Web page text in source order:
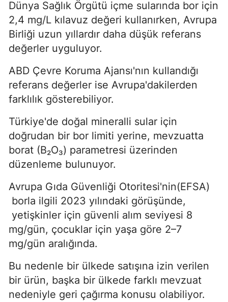
Dünya Sağlık Örgütü içme sularında bor için
2,4 mg/L kılavuz değeri kullanırken, Avrupa
Birliği uzun yıllardır daha düşük referans
değerler uyguluyor.
ABD Çevre Koruma Ajansı'nın kullandığı
referans değerler ise Avrupa'dakilerden
farklılık gösterebiliyor.
Türkiye'de doğal mineralli sular için
doğrudan bir bor limiti yerine, mevzuatta
borat (B₂O₃) parametresi üzerinden
düzenleme bulunuyor.
Avrupa Gıda Güvenliği Otoritesi'nin(EFSA)
borla ilgili 2023 yılındaki görüşünde,
yetişkinler için güvenli alım seviyesi 8
mg/gün, çocuklar için yaşa göre 2–7
mg/gün aralığında.
Bu nedenle bir ülkede satışına izin verilen
bir ürün, başka bir ülkede farklı mevzuat
nedeniyle geri çağırma konusu olabiliyor.